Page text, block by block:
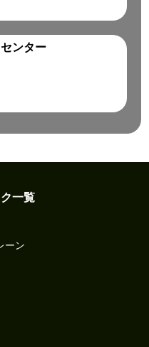
ンター
一覧
ーン